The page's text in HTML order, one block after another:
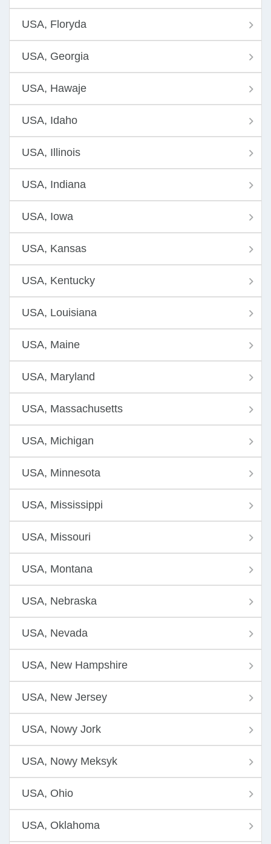
USA, Floryda
USA, Georgia
USA, Hawaje
USA, Idaho
USA, Illinois
USA, Indiana
USA, Iowa
USA, Kansas
USA, Kentucky
USA, Louisiana
USA, Maine
USA, Maryland
USA, Massachusetts
USA, Michigan
USA, Minnesota
USA, Mississippi
USA, Missouri
USA, Montana
USA, Nebraska
USA, Nevada
USA, New Hampshire
USA, New Jersey
USA, Nowy Jork
USA, Nowy Meksyk
USA, Ohio
USA, Oklahoma